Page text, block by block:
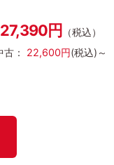
27,390円
（税込）
古： 22,600円(税込)～